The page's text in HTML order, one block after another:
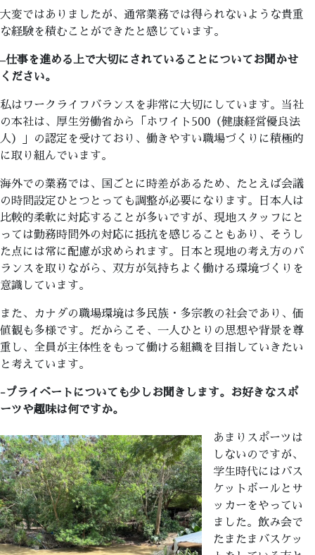
大変ではありましたが、通常業務では得られないような貴重
な経験を積むことができたと感じています。
–仕事を進める上で大切にされていることについてお聞かせ
ください。
私はワークライフバランスを非常に大切にしています。当社
の本社は、厚生労働省から「ホワイト500（健康経営優良法
人）」の認定を受けており、働きやすい職場づくりに積極的
に取り組んでいます。
海外での業務では、国ごとに時差があるため、たとえば会議
の時間設定ひとつとっても調整が必要になります。日本人は
比較的柔軟に対応することが多いですが、現地スタッフにと
っては勤務時間外の対応に抵抗を感じることもあり、そうし
た点には常に配慮が求められます。日本と現地の考え方のバ
ランスを取りながら、双方が気持ちよく働ける環境づくりを
意識しています。
また、カナダの職場環境は多民族・多宗教の社会であり、価
値観も多様です。だからこそ、一人ひとりの思想や背景を尊
重し、全員が主体性をもって働ける組織を目指していきたい
と考えています。
-プライベートについても少しお聞きします。お好きなスポ
ーツや趣味は何ですか。
あまりスポーツは
しないのですが、
学生時代にはバス
ケットボールとサ
ッカーをやってい
ました。飲み会で
たまたまバスケッ